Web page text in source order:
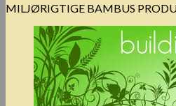
MILJØRIGTIGE BAMBUS